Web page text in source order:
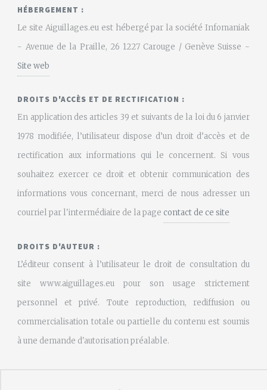
HÉBERGEMENT :
Le site Aiguillages.eu est hébergé par la société Infomaniak
- Avenue de la Praille, 26 1227 Carouge / Genève Suisse -
Site web
DROITS D'ACCÈS ET DE RECTIFICATION :
En application des articles 39 et suivants de la loi du 6 janvier
1978 modifiée, l’utilisateur dispose d’un droit d’accès et de
rectification aux informations qui le concernent. Si vous
souhaitez exercer ce droit et obtenir communication des
informations vous concernant, merci de nous adresser un
courriel par l'intermédiaire de la page contact de ce site
DROITS D'AUTEUR :
L’éditeur consent à l’utilisateur le droit de consultation du
site www.aiguillages.eu pour son usage strictement
personnel et privé. Toute reproduction, rediffusion ou
commercialisation totale ou partielle du contenu est soumis
à une demande d'autorisation préalable.